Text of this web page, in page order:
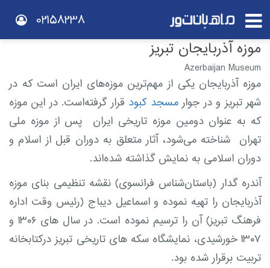
02158238
موزه آذربایجان تبریز
Azerbaijan Museum
موزهٔ آذربایجان یکی از مهم‌ترین موزه‌های ایران است که در
شهر تبریز و در جوارمسجد کبود قرار گرفته‌است. در این موزه
که به عنوان دومین موزه تاریخی ایران پس از موزه ملی
تهران شناخته می‌شود، آثار متعلق به دوران قبل از اسلام و
دوران اسلامی به نمایش گذاشته شده‌اند.
آندره گدار (باستان‌شناس فرانسوی) نقشهٔ تنظیمی بنای موزهٔ
آذربایجان را تهیه نموده و اسماعیل دیباج (رئیس وقت ادارهٔ
فرهنگ تبریز) آن را ترسیم نموده‌ است. در سال‌ های ۱۳۰۶ و
۱۳۰۷ خورشیدی، نمایشگاه سکه‌ های تاریخی تبریز درکتابخانه
تربیت برقرار شده بود.